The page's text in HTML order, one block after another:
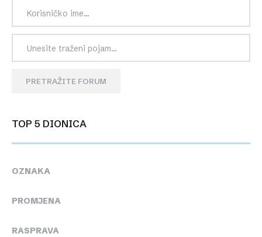
PRETRAŽITE FORUM
TOP 5 DIONICA
OZNAKA
PROMJENA
RASPRAVA